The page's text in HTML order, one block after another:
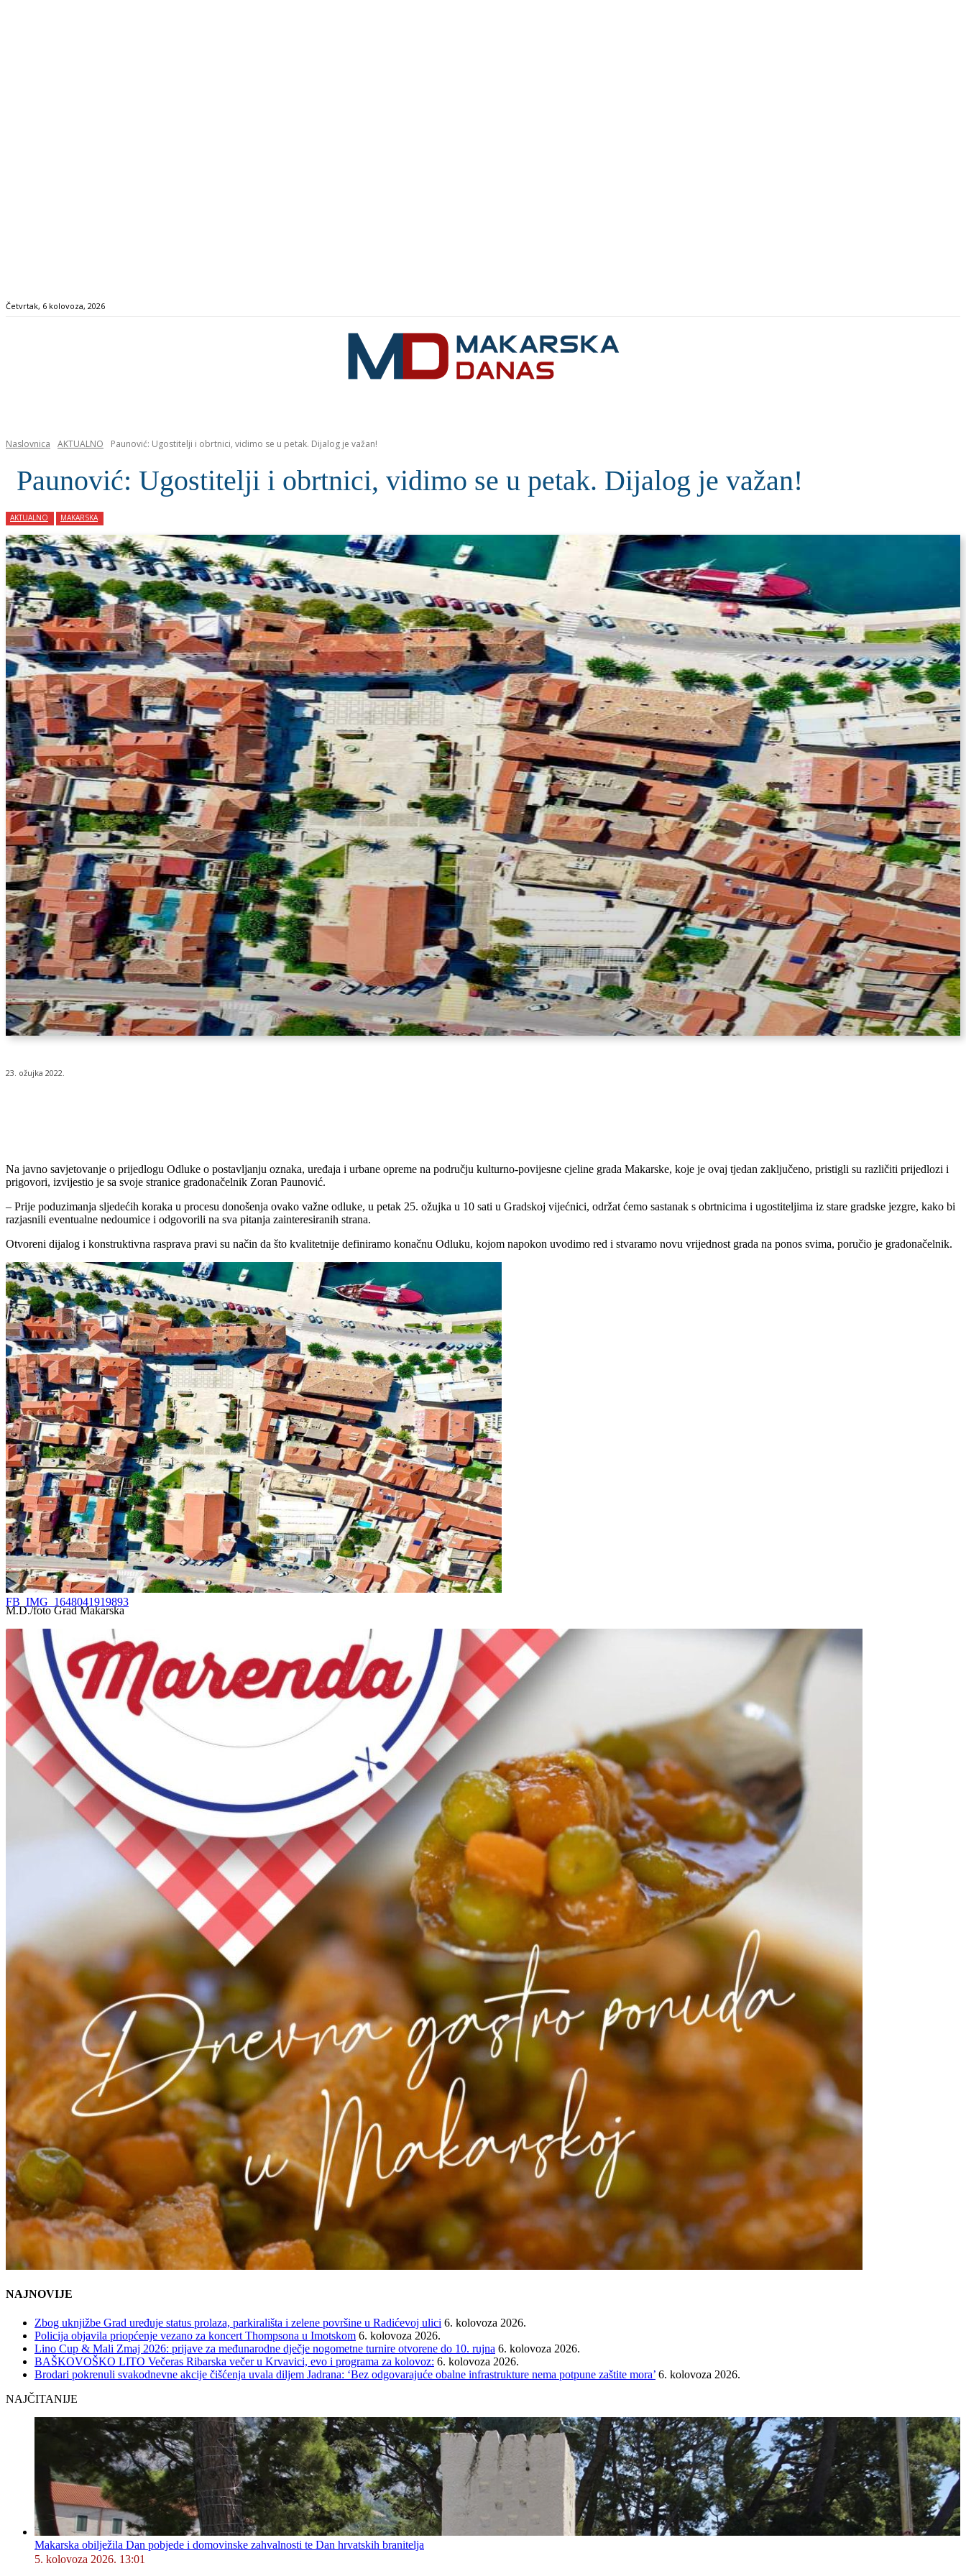
Četvrtak, 6 kolovoza, 2026
Naslovnica AKTUALNO Paunović: Ugostitelji i obrtnici, vidimo se u petak. Dijalog je važan!
Paunović: Ugostitelji i obrtnici, vidimo se u petak. Dijalog je važan!
AKTUALNO MAKARSKA
23. ožujka 2022.
Na javno savjetovanje o prijedlogu Odluke o postavljanju oznaka, uređaja i urbane opreme na području kulturno-povijesne cjeline grada Makarske, koje je ovaj tjedan zaključeno, pristigli su različiti prijedlozi i
prigovori, izvijestio je sa svoje stranice gradonačelnik Zoran Paunović.
– Prije poduzimanja sljedećih koraka u procesu donošenja ovako važne odluke, u petak 25. ožujka u 10 sati u Gradskoj vijećnici, održat ćemo sastanak s obrtnicima i ugostiteljima iz stare gradske jezgre, kako bi
razjasnili eventualne nedoumice i odgovorili na sva pitanja zainteresiranih strana.
Otvoreni dijalog i konstruktivna rasprava pravi su način da što kvalitetnije definiramo konačnu Odluku, kojom napokon uvodimo red i stvaramo novu vrijednost grada na ponos svima, poručio je gradonačelnik.
FB_IMG_1648041919893
M.D./foto Grad Makarska
NAJNOVIJE
Zbog uknjižbe Grad uređuje status prolaza, parkirališta i zelene površine u Radićevoj ulici 6. kolovoza 2026.
Policija objavila priopćenje vezano za koncert Thompsona u Imotskom 6. kolovoza 2026.
Lino Cup & Mali Zmaj 2026: prijave za međunarodne dječje nogometne turnire otvorene do 10. rujna 6. kolovoza 2026.
BAŠKOVOŠKO LITO Večeras Ribarska večer u Krvavici, evo i programa za kolovoz: 6. kolovoza 2026.
Brodari pokrenuli svakodnevne akcije čišćenja uvala diljem Jadrana: ‘Bez odgovarajuće obalne infrastrukture nema potpune zaštite mora’ 6. kolovoza 2026.
NAJČITANIJE
Makarska obilježila Dan pobjede i domovinske zahvalnosti te Dan hrvatskih branitelja
5. kolovoza 2026. 13:01